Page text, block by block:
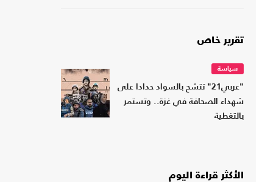
تقرير خاص
سياسة
"عربي21" تتشح بالسواد حدادا على
شهداء الصحافة في غزة.. وتستمر
بالتغطية
الأكثر قراءة اليوم